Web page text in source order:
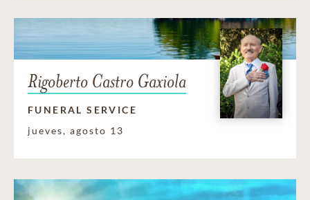
Rigoberto Castro Gaxiola
FUNERAL SERVICE
jueves, agosto 13